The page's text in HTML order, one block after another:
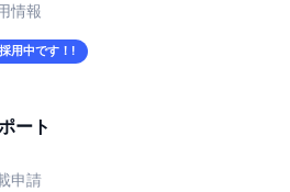
情報
採用中です！!
ート
申請